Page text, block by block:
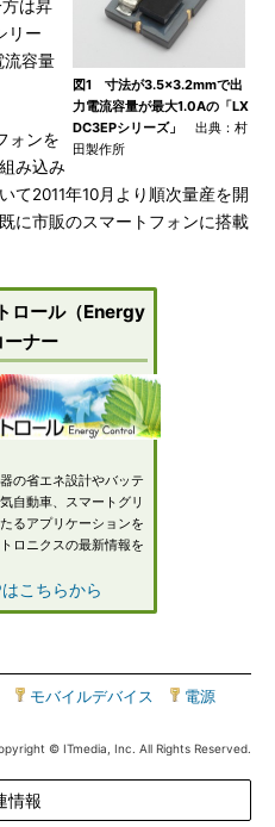
図1 寸法が3.5×3.2mmで出
力電流容量が最大1.0Aの「LX
DC3EPシリーズ」
出典：村
田製作所
は昇
リー
流容量
ォンを
み込み
て2011年10月より順次量産を開
に市販のスマートフォンに搭載
ロール（Energy
ナー
の省エネ設計やバッテ
自動車、スマートグリ
るアプリケーションを
ロニクスの最新情報を
こちらから
モバイルデバイス 電源
© ITmedia, Inc. All Rights Reserved.
情報